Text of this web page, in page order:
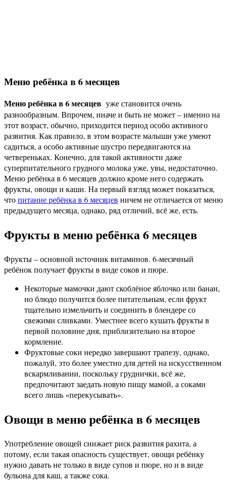
Меню ребёнка в 6 месяцев
Меню ребёнка в 6 месяцев уже становится очень
разнообразным. Впрочем, иначе и быть не может – именно на
этот возраст, обычно, приходится период особо активного
развития. Как правило, в этом возрасте малыши уже умеют
садиться, а особо активные шустро передвигаются на
четвереньках. Конечно, для такой активности даже
суперпитательного грудного молока уже, увы, недостаточно.
Меню ребёнка в 6 месяцев должно кроме него содержать
фрукты, овощи и каши. На первый взгляд может показаться,
чтопитание ребёнка в 6 месяцев ничем не отличается от меню
предыдущего месяца, однако, ряд отличий, всё же, есть.
Фрукты в меню ребёнка 6 месяцев
Фрукты – основной источник витаминов. 6-месячный
ребёнок получает фрукты в виде соков и пюре.
Некоторые мамочки дают скоблёное яблочко или банан,
но блюдо получится более питательным, если фрукт
тщательно измельчить и соединить в блендере со
свежими сливками. Уместнее всего кушать фрукты в
первой половине дня, приблизительно на второе
кормление.
Фруктовые соки нередко завершают трапезу, однако,
пожалуй, это более уместно для детей на искусственном
вскармливании, поскольку груднички, всё же,
предпочитают заедать новую пищу мамой, а соками
всего лишь «перекусывать».
Овощи в меню ребёнка в 6 месяцев
Употребление овощей снижает риск развития рахита, а
потому, если такая опасность существует, овощи ребёнку
нужно давать не только в виде супов и пюре, но и в виде
бульона для каш, а также сока.